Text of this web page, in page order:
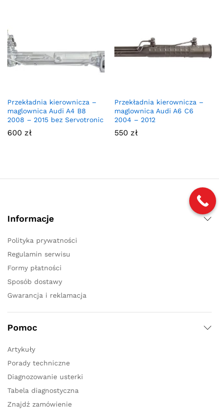
Przekładnia kierownicza –
maglownica Audi A4 B8
2008 – 2015 bez Servotronic
600 zł
Przekładnia kierownicza –
maglownica Audi A6 C6
2004 – 2012
550 zł
Informacje
Polityka prywatności
Regulamin serwisu
Formy płatności
Sposób dostawy
Gwarancja i reklamacja
Pomoc
Artykuły
Porady techniczne
Diagnozowanie usterki
Tabela diagnostyczna
Znajdź zamówienie